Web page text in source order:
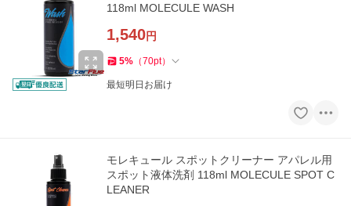
118ml MOLECULE WASH
1,540円
5% （70pt）
最短明日お届け
モレキュール スポットクリーナー アパレル用
スポット液体洗剤 118ml MOLECULE SPOT C
LEANER